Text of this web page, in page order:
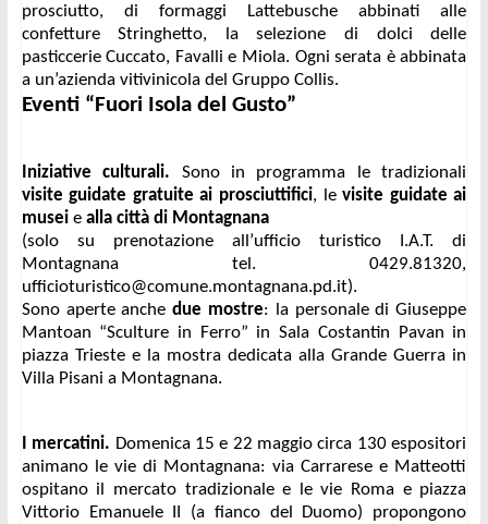
prosciutto, di formaggi Lattebusche abbinati alle
confetture Stringhetto, la selezione di dolci delle
pasticcerie Cuccato, Favalli e Miola. Ogni serata è abbinata
a un’azienda vitivinicola del Gruppo Collis.
Eventi “Fuori Isola del Gusto”
Iniziative culturali.
visite guidate gratuite ai prosciuttifici, le visite guidate ai
musei e alla città di Montagnana
(solo su prenotazione all’ufficio turistico I.A.T. di
ufficioturistico@comune.montagnana.pd.it).
Sono aperte anche due mostre: la personale di Giuseppe
Mantoan “Sculture in Ferro” in Sala Costantin Pavan in
piazza Trieste e la mostra dedicata alla Grande Guerra in
Villa Pisani a Montagnana.
I mercatini. Domenica 15 e 22 maggio circa 130 espositori
animano le vie di Montagnana: via Carrarese e Matteotti
ospitano il mercato tradizionale e le vie Roma e piazza
Vittorio Emanuele II (a fianco del Duomo) propongono